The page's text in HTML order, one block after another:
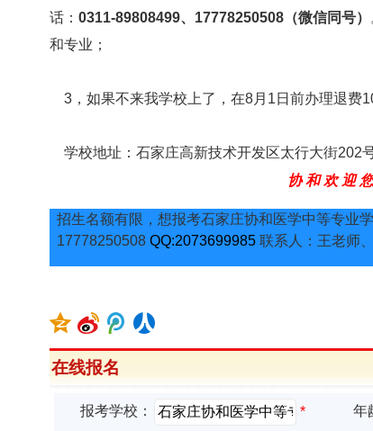
话： 0311-89808499、17778250508（微信同号）
和专业；
3，如果不来我学校上了，在8月1日前办理退费
学校地址：石家庄高新技术开发区太行大街202
协 和 欢 迎
招生名额有限，想报考石家庄协和医学中等专业
17778250508 QQ:2073699985 联系人：王老师
在线报名
报考学校： * 年